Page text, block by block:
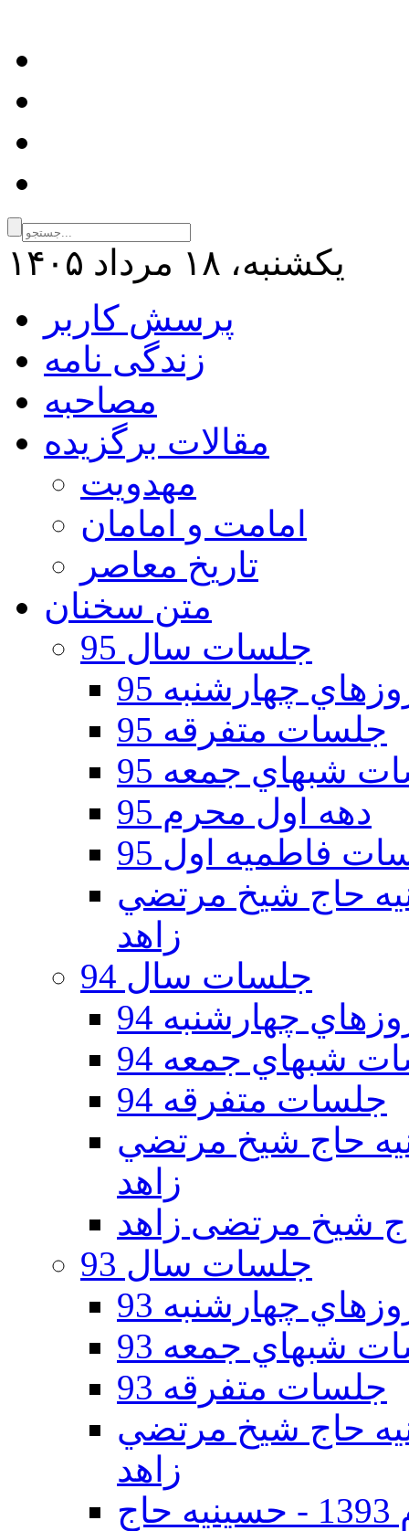
يكشنبه، ۱۸ مرداد ۱۴۰۵
پرسش کاربر
زندگی نامه
مصاحبه
مقالات برگزیده
مهدویت
امامت و امامان
تاریخ معاصر
متن سخنان
جلسات سال 95
چهارشنبه 95
جلسات متفرقه 95
شبهاي جمعه 95
دهه اول محرم 95
فاطمیه اول 95
دوم 95 - حسينيه حاج شيخ مرتضي
زاهد
جلسات سال 94
چهارشنبه 94
شبهاي جمعه 94
جلسات متفرقه 94
دوم 94 - حسينيه حاج شيخ مرتضي
زاهد
جلسات سال 93
چهارشنبه 93
شبهاي جمعه 93
جلسات متفرقه 93
دوم 93 - حسينيه حاج شيخ مرتضي
زاهد
جلسات دهه اول محرم الحرام 1393 - حسينيه حاج